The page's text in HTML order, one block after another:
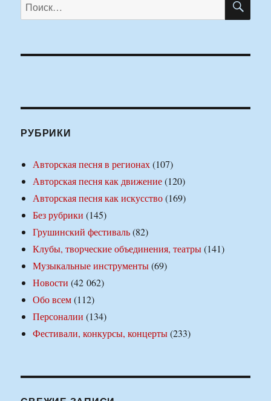
РУБРИКИ
Авторская песня в регионах(107)
Авторская песня как движение(120)
Авторская песня как искусство(169)
Без рубрики (145)
Грушинский фестиваль(82)
Клубы, творческие объединения, театры(141)
Музыкальные инструменты(69)
Новости (42 062)
Обо всем(112)
Персоналии (134)
Фестивали, конкурсы, концерты(233)